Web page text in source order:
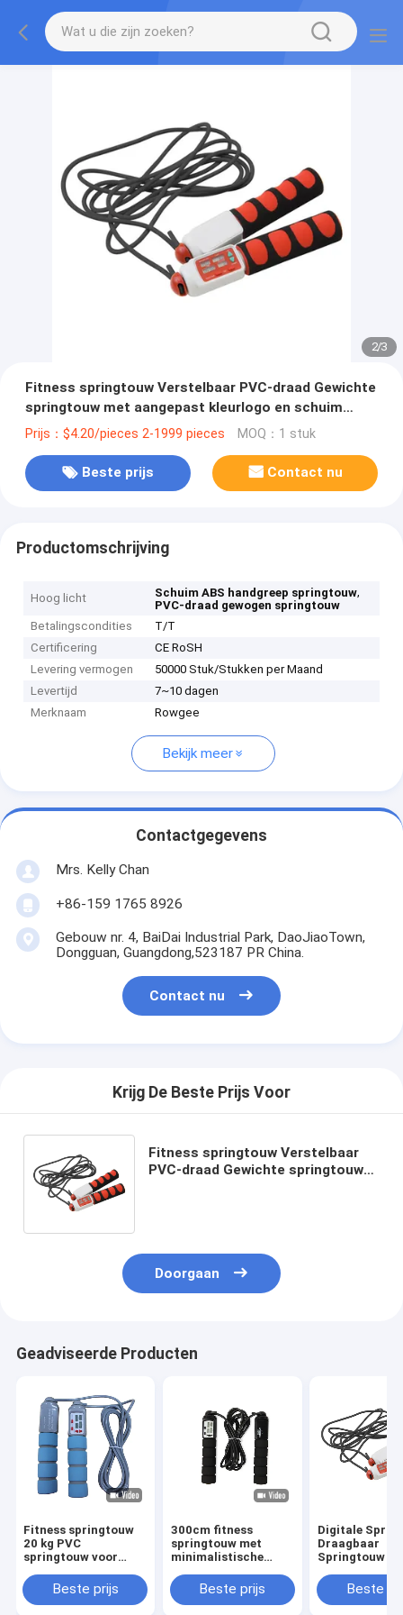
2/3
Fitness springtouw Verstelbaar PVC-draad Gewichte
springtouw met aangepast kleurlogo en schuim
ABS-handvat
Prijs：$4.20/pieces 2-1999 pieces MOQ：1 stuk
Beste prijs Contact nu
Productomschrijving
Hoog licht Schuim ABS handgreep springtouw,
PVC-draad gewogen springtouw
Betalingscondities
T/T
Certificering
CE RoSH
Levering vermogen
50000 Stuk/Stukken per Maand
Levertijd
7~10 dagen
Merknaam
Rowgee
Bekijk meer
Contactgegevens
Mrs. Kelly Chan
+86-159 1765 8926
Gebouw nr. 4, BaiDai Industrial Park, DaoJiaoTown,
Dongguan, Guangdong,523187 PR China.
Contact nu
Krijg De Beste Prijs Voor
Fitness springtouw Verstelbaar
PVC-draad Gewichte springtouw
Doorgaan
Geadviseerde Producten
Fitness springtouw
20 kg PVC
springtouw voor
PP-handvat OK-168
Baby Blauwe kleur
Beste prijs
300cm fitness
springtouw met
minimalistische
een aangepast
sportgereedschap
Beste prijs
Digitale
Draagbaar
Springtouw
Trainingstijd
Tellen voor
Beste